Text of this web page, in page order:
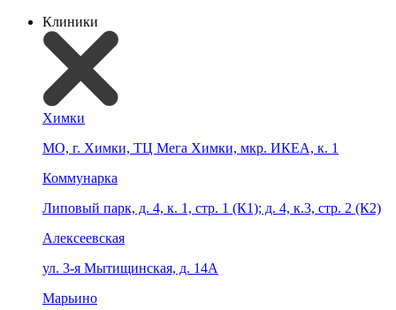
Клиники
Химки
МО, г. Химки, ТЦ Мега Химки, мкр. ИКЕА, к. 1
Коммунарка
Липовый парк, д. 4, к. 1, стр. 1 (К1); д. 4, к.3, стр. 2 (К2)
Алексеевская
ул. 3-я Мытищинская, д. 14А
Марьино